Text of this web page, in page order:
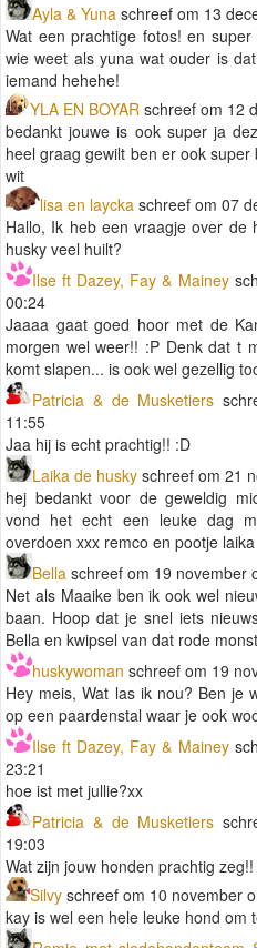
Ayla & Yuna schreef om 13
Wat een prachtige fotos! en
wie weet als yuna wat ouder is
iemand hehehe!
YLA EN BOYAR schreef om 12
bedankt jouwe is ook super ja
heel graag gewilt ben er ook
wit
lisa en laycka schreef om 07
Hallo, Ik heb een vraagje over de
husky veel huilt?
Ilse ft Dazey, Fay & Mainey
00:24
Jaaaa gaat goed hoor met de
morgen wel weer!! :P Denk dat t
komt slapen... is ook wel gezellig
Patricia & de Musketiers
11:55
Jaa hij is echt prachtig!! :D
Laika de husky schreef om 21
hej bedankt voor de geweldig
vond het echt een leuke dag
overdoen xxx remco en pootje laika
Bella schreef om 19 november
Net als Maaike ben ik ook wel
baan. Hoop dat je snel iets
Bella en kwipsel van dat rode
huskywoman schreef om 19
Hey meis, Wat las ik nou? Ben je
op een paardenstal waar je ook
Ilse ft Dazey, Fay & Mainey
23:21
hoe ist met jullie?xx
Patricia & de Musketiers
19:03
Wat zijn jouw honden prachtig zeg!!
Silvy schreef om 10 november
kay is wel een hele leuke hond om